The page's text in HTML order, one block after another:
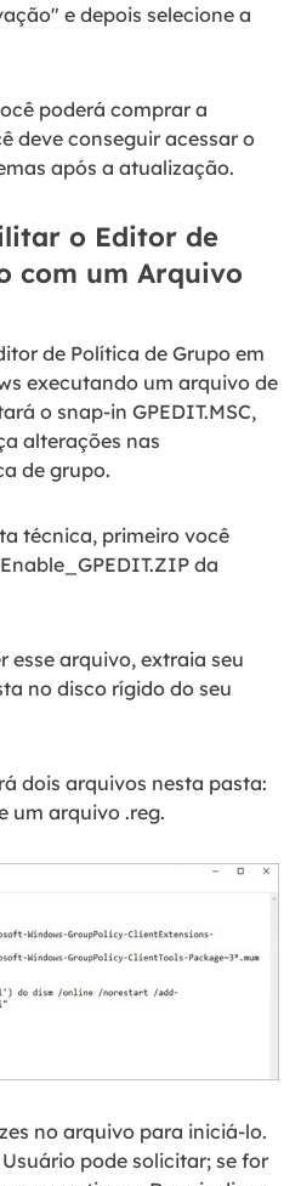
e depois selecione a
poderá comprar a
deve conseguir acessar o
após a atualização.
o Editor de
com um Arquivo
de Política de Grupo em
executando um arquivo de
o snap-in GPEDIT.MSC,
alterações nas
de grupo.
técnica, primeiro você
da
esse arquivo, extraia seu
no disco rígido do seu
dois arquivos nesta pasta:
um arquivo .reg.
no arquivo para iniciá-lo.
pode solicitar; se for